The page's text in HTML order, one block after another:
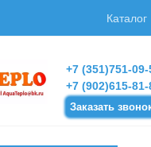
Каталог
+7 (351)751-09-
+7 (902)615-81-
Заказать